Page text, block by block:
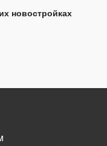
новостройках